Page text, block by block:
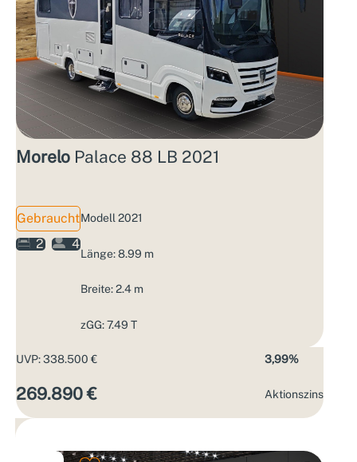
Morelo Palace 88 LB 2021
Gebraucht
2
4
Modell 2021
Länge: 8.99 m
Breite: 2.4 m
zGG: 7.49 T
UVP: 338.500 €
269.890 €
3,99%
Aktions­zins